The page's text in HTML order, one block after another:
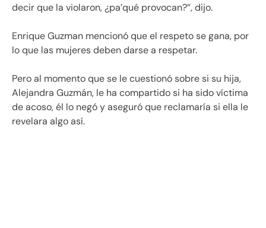
decir que la violaron, ¿pa’qué provocan?”, dijo.
Enrique Guzman mencionó que el respeto se gana, por
lo que las mujeres deben darse a respetar.
Pero al momento que se le cuestionó sobre si su hija,
Alejandra Guzmán, le ha compartido si ha sido víctima
de acoso, él lo negó y aseguró que reclamaría si ella le
revelara algo así.